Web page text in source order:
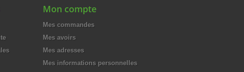
Mon compte
Mes commandes
Mes avoirs
Mes adresses
Mes informations personnelles